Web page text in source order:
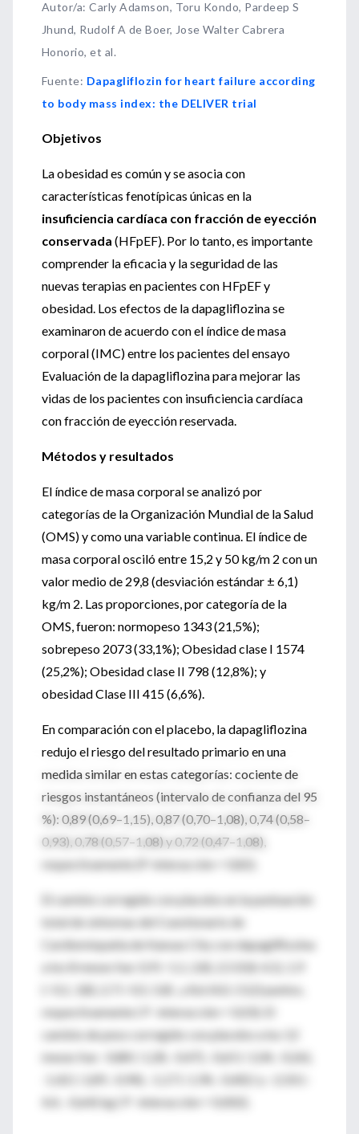
Autor/a: Carly Adamson, Toru Kondo, Pardeep S
Jhund, Rudolf A de Boer, Jose Walter Cabrera
Honorio, et al.
Fuente: Dapagliflozin for heart failure according
to body mass index: the DELIVER trial
Objetivos
La obesidad es común y se asocia con
características fenotípicas únicas en la
insuficiencia cardíaca con fracción de eyección
conservada (HFpEF). Por lo tanto, es importante
comprender la eficacia y la seguridad de las
nuevas terapias en pacientes con HFpEF y
obesidad. Los efectos de la dapagliflozina se
examinaron de acuerdo con el índice de masa
corporal (IMC) entre los pacientes del ensayo
Evaluación de la dapagliflozina para mejorar las
vidas de los pacientes con insuficiencia cardíaca
con fracción de eyección reservada.
Métodos y resultados
El índice de masa corporal se analizó por
categorías de la Organización Mundial de la Salud
(OMS) y como una variable continua. El índice de
masa corporal osciló entre 15,2 y 50 kg/m 2 con un
valor medio de 29,8 (desviación estándar ± 6,1)
kg/m 2. Las proporciones, por categoría de la
OMS, fueron: normopeso 1343 (21,5%);
sobrepeso 2073 (33,1%); Obesidad clase I 1574
(25,2%); Obesidad clase II 798 (12,8%); y
obesidad Clase III 415 (6,6%).
En comparación con el placebo, la dapagliflozina
redujo el riesgo del resultado primario en una
medida similar en estas categorías: cociente de
riesgos instantáneos (intervalo de confianza del 95
%): 0,89 (0,69–1,15), 0,87 (0,70–1,08), 0,74 (0,58–
0,93), 0,78 (0,57–1,08) y 0,72 (0,47–1,08),
respectivamente (P-interacción = 0,82).
El cambio corregido con placebo en la puntuación
total de síntomas del Cuestionario de
Cardiomiopatía de Kansas City con dapagliflozina
a los 8 meses fue: 0,9 (−1,1, 2,8), 2,5 (0,8, 4,1), 1,9
(−0,1, 3,8), 2,7 (−0,5, 5,8) , y 8,6 (4,0, 13,2) puntos,
respectivamente ( P -interacción = 0,03). El
cambio de peso corregido con placebo a los 12
meses fue: -0,88 (-1,28, -0,47), -0,65 (-1,04, -0,26),
-1,42 (-1,89, -0,94), -1,17 (-1,94, -0,40) ) y –2,50 (–
4,4, –0,64) kg ( P -interacción = 0,002).